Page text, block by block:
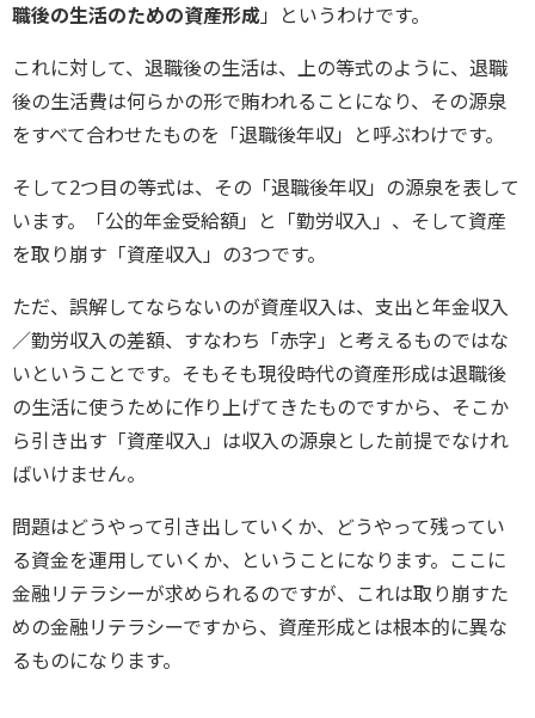
職後の生活のための資産形成」というわけです。
これに対して、退職後の生活は、上の等式のように、退職
後の生活費は何らかの形で賄われることになり、その源泉
をすべて合わせたものを「退職後年収」と呼ぶわけです。
そして2つ目の等式は、その「退職後年収」の源泉を表して
います。「公的年金受給額」と「勤労収入」、そして資産
を取り崩す「資産収入」の3つです。
ただ、誤解してならないのが資産収入は、支出と年金収入
／勤労収入の差額、すなわち「赤字」と考えるものではな
いということです。そもそも現役時代の資産形成は退職後
の生活に使うために作り上げてきたものですから、そこか
ら引き出す「資産収入」は収入の源泉とした前提でなけれ
ばいけません。
問題はどうやって引き出していくか、どうやって残ってい
る資金を運用していくか、ということになります。ここに
金融リテラシーが求められるのですが、これは取り崩すた
めの金融リテラシーですから、資産形成とは根本的に異な
るものになります。